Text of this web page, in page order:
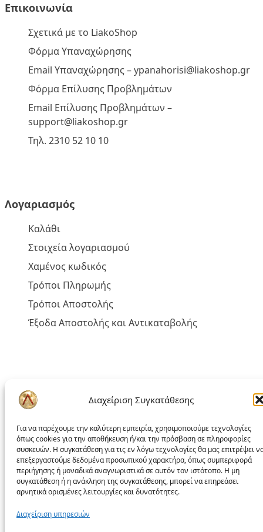
Διαχείριση Συγκατάθεσης
Για να παρέχουμε την καλύτερη εμπειρία, χρησιμοποιούμε τεχνολογίες
όπως cookies για την αποθήκευση ή/και την πρόσβαση σε πληροφορίες
συσκευών. Η συγκατάθεση για τις εν λόγω τεχνολογίες θα μας επιτρέψει
επεξεργαστούμε δεδομένα προσωπικού χαρακτήρα, όπως συμπεριφορά
περιήγησης ή μοναδικά αναγνωριστικά σε αυτόν τον ιστότοπο. Η μη
συγκατάθεση ή η ανάκληση της συγκατάθεσης, μπορεί να επηρεάσει
αρνητικά ορισμένες λειτουργίες και δυνατότητες.
Διαχείριση υπηρεσιών
Επικοινωνία
Σχετικά με το LiakoShop
Φόρμα Υπαναχώρησης
Email Υπαναχώρησης –ypanahorisi@liakoshop.gr
Φόρμα Επίλυσης Προβλημάτων
Email Επίλυσης Προβλημάτων –
support@liakoshop.gr
Τηλ. 2310 52 10 10
Λογαριασμός
Καλάθι
Στοιχεία λογαριασμού
Χαμένος κωδικός
Τρόποι Πληρωμής
Τρόποι Αποστολής
Έξοδα Αποστολής και Αντικαταβολής
Πολιτική liakoshop
Όροι Χρήσης
Δικαίωμα Υπαναχώρησης
Επίλυση Προβλημάτων
Προσωπικά Δεδομένα – GDPR
Πολιτική Cookies